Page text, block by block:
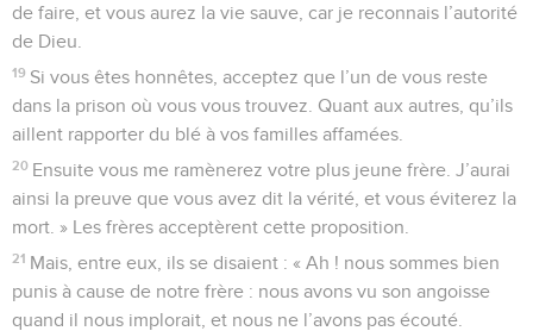
de faire, et vous aurez la vie sauve, car je reconnais l’autorité
de Dieu.
19 Si vous êtes honnêtes, acceptez que l’un de vous reste
dans la prison où vous vous trouvez. Quant aux autres, qu’ils
aillent rapporter du blé à vos familles affamées.
20 Ensuite vous me ramènerez votre plus jeune frère. J’aurai
ainsi la preuve que vous avez dit la vérité, et vous éviterez la
mort. » Les frères acceptèrent cette proposition.
21 Mais, entre eux, ils se disaient : « Ah ! nous sommes bien
punis à cause de notre frère : nous avons vu son angoisse
quand il nous implorait, et nous ne l’avons pas écouté.